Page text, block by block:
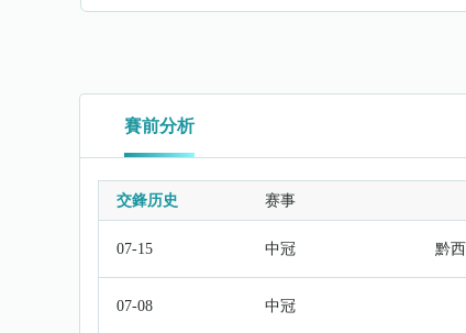
賽前分析
交鋒历史 赛事
07-15 中冠 黔
07-08 中冠